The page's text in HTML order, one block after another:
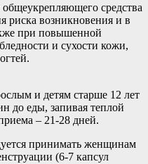
средства
риска возникновения и в
при повышенной
и сухости кожи,
и детям старше 12 лет
до еды, запивая теплой
– 21-28 дней.
принимать женщинам
(6-7 капсул